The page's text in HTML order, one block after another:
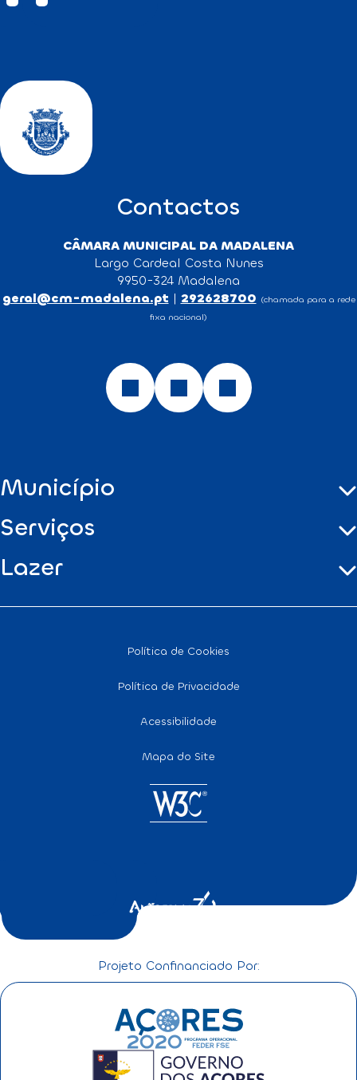
Contactos
CÂMARA MUNICIPAL DA MADALENA
Largo Cardeal Costa Nunes
9950-324 Madalena
geral@cm-madalena.pt | 292628700 (chamada para a rede
fixa nacional)
Município
Serviços
Lazer
Política de Cookies
Política de Privacidade
Acessibilidade
Mapa do Site
Projeto Confinanciado Por: